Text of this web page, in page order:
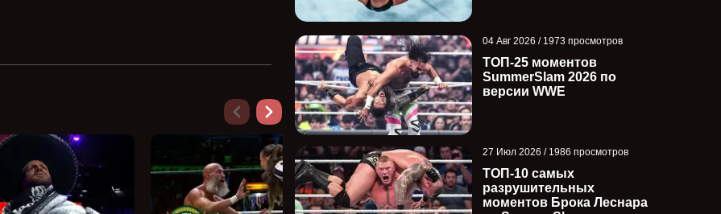
04 Авг 2026 / 1973 просмотров
ТОП-25 моментов
SummerSlam 2026 по
версии WWE
27 Июл 2026 / 1986 просмотров
ТОП-10 самых
разрушительных
моментов Брока Леснара